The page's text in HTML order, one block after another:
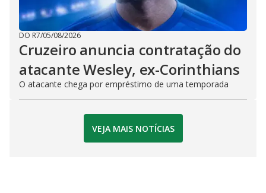
DO R7/05/08/2026
Cruzeiro anuncia contratação do
atacante Wesley, ex-Corinthians
O atacante chega por empréstimo de uma temporada
VEJA MAIS NOTÍCIAS